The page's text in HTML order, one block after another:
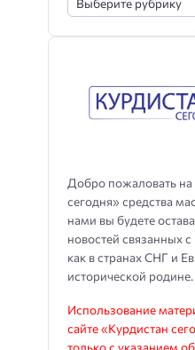
Добро пожаловать на
сегодня» средства
нами вы будете
новостей связанных
как в странах СНГ и
исторической родине.
Использование
сайте «Курдистан
только с указанием